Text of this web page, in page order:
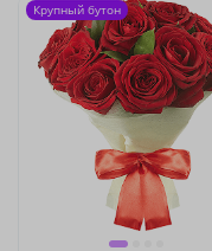
Крупный бутон